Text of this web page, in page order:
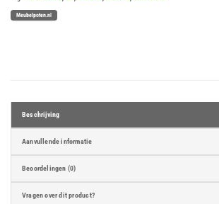
Meubelpoten.nl
Beschrijving
Aanvullende informatie
Beoordelingen (0)
Vragen over dit product?